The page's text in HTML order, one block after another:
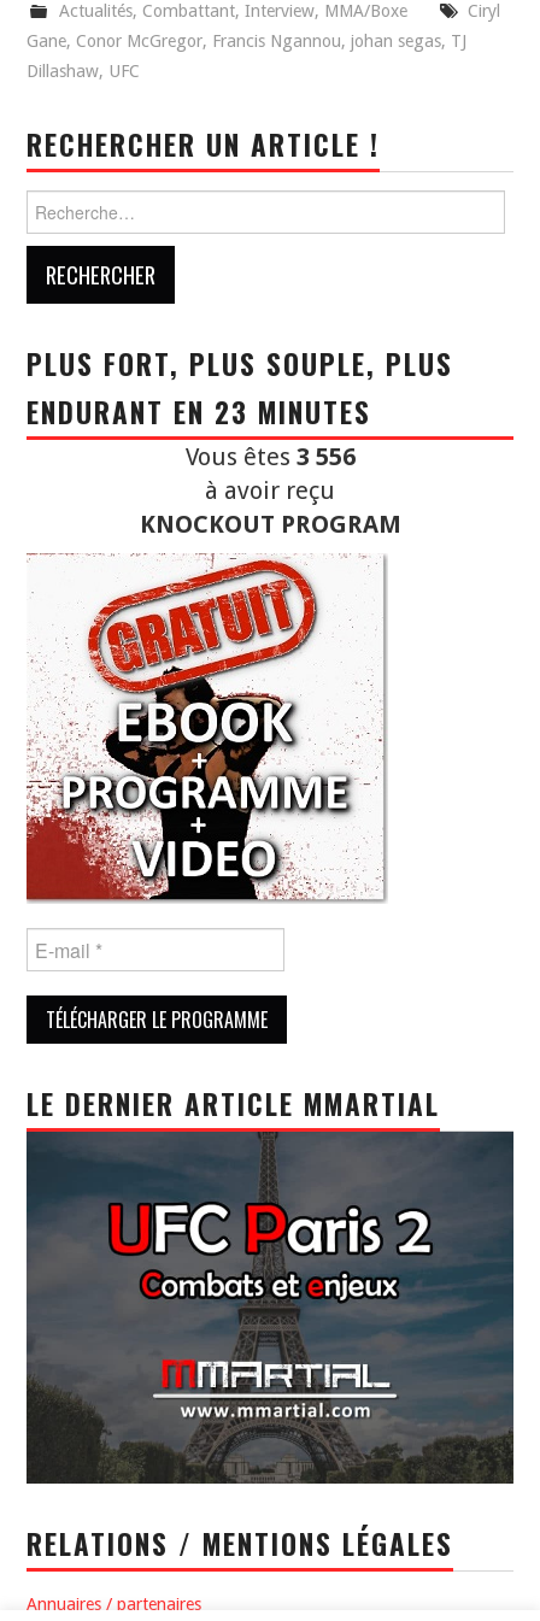
Actualités, Combattant, Interview, MMA/Boxe
Ciryl
Gane, Conor McGregor, Francis Ngannou,johan segas, TJ
Dillashaw, UFC
RECHERCHER UN ARTICLE !
PLUS FORT, PLUS SOUPLE, PLUS
ENDURANT EN 23 MINUTES
Vous êtes 3 556
à avoir reçu
KNOCKOUT PROGRAM
LE DERNIER ARTICLE MMARTIAL
RELATIONS / MENTIONS LÉGALES
Annuaires / partenaires